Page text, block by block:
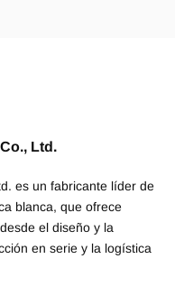
Ltd.
es un fabricante líder de
blanca, que ofrece
el diseño y la
en serie y la logística